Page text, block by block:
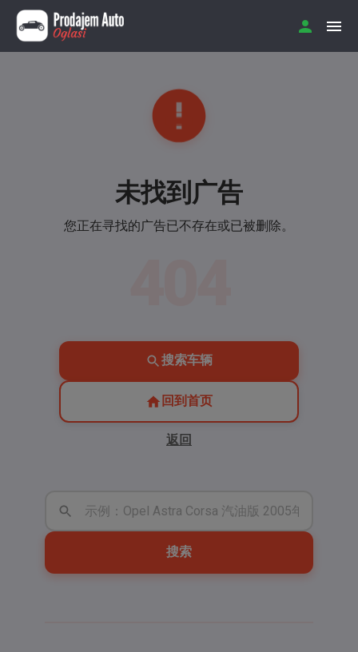
未找到广告
您正在寻找的广告已不存在或已被删除。
搜索车辆
回到首页
返回
搜索